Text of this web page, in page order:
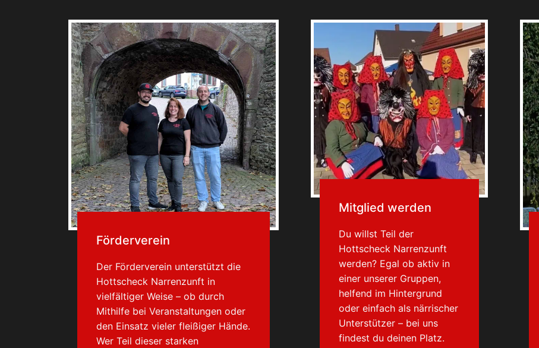
Förderverein
Der Förderverein unterstützt die
Hottscheck Narrenzunft in
vielfältiger Weise – ob durch
Mithilfe bei Veranstaltungen oder
den Einsatz vieler fleißiger Hände.
Wer Teil dieser starken
Mitglied werden
Du willst Teil der
Hottscheck Narrenzunft
werden? Egal ob aktiv in
einer unserer Gruppen,
helfend im Hintergrund
oder einfach als närrischer
Unterstützer – bei uns
findest du deinen Platz.